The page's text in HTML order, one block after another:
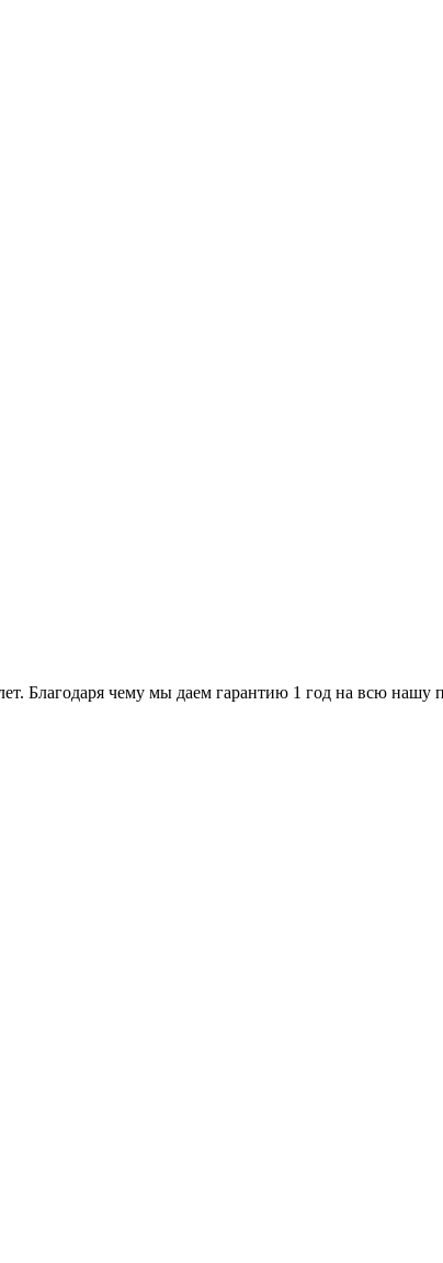
Благодаря чему мы даем гарантию 1 год на всю нашу